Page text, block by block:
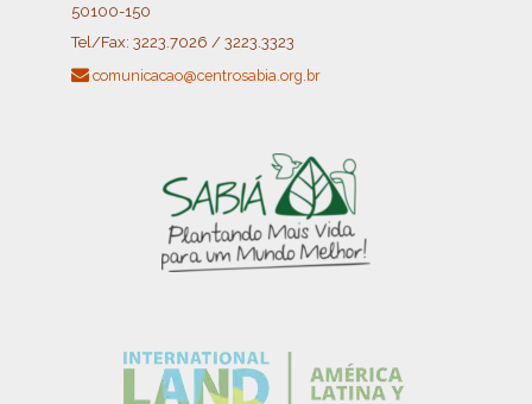
50100-150
Tel/Fax: 3223.7026 / 3223.3323
comunicacao@centrosabia.org.br